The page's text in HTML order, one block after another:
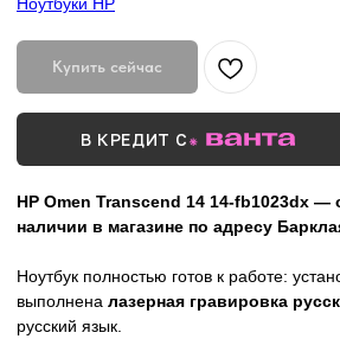
Ноутбуки HP
Купить сейчас
В КРЕДИТ С
HP Omen Transcend 14 14-fb1023dx —
наличии в магазине по адресу
Ноутбук полностью готов к работе:
выполнена лазерная гравировка
русский язык.